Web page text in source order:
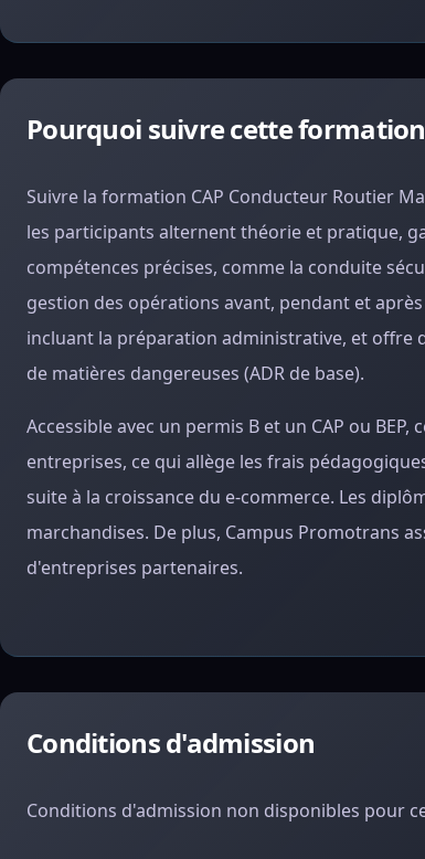
Pourquoi suivre cette
Suivre la formation CAP Conducteur Routier
les participants alternent théorie et pratique,
compétences précises, comme la conduite
gestion des opérations avant, pendant et
incluant la préparation administrative, et offre
de matières dangereuses (ADR de base).
Accessible avec un permis B et un CAP ou
entreprises, ce qui allège les frais
suite à la croissance du e-commerce. Les
marchandises. De plus, Campus Promotrans
d'entreprises partenaires.
Conditions d'admission
Conditions d'admission non disponibles pour